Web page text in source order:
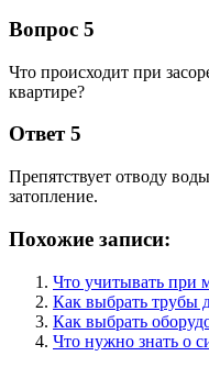
Вопрос 5
Что происходит при
квартире?
Ответ 5
Препятствует отводу
затопление.
Похожие записи:
Что учитывать при
Как выбрать трубы
Как выбрать
Что нужно знать о